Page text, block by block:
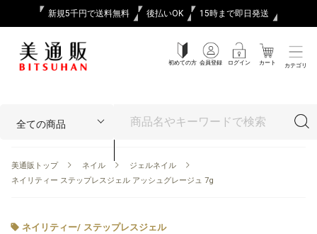
新規5千円で送料無料 後払いOK 15時まで即日発送
初めての方 会員登録 ログイン カート カテゴリ
美通販トップ ネイル
ジェルネイル
ネイリティー ステップレスジェル アッシュグレージュ 7g
ネイリティー/ ステップレスジェル